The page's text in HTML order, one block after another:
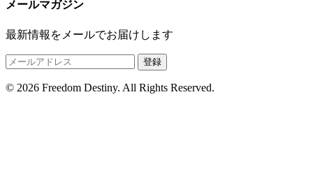
メールマガジン
最新情報をメールでお届けします
登録
© 2026 Freedom Destiny. All Rights Reserved.